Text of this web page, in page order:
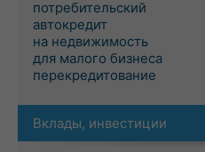
потребительский
автокредит
на недвижимость
для малого бизнеса
перекредитование
Вклады, инвестиции